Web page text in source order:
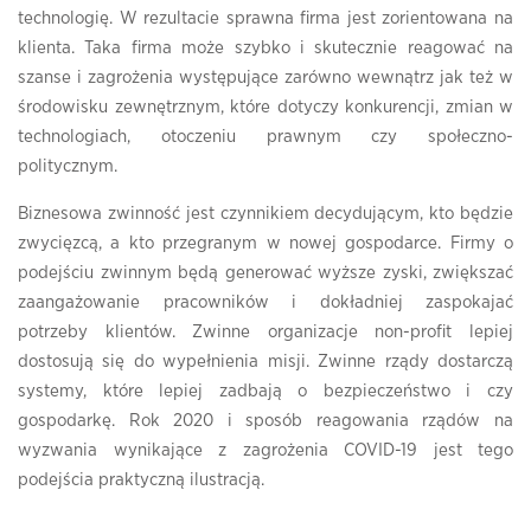
technologię. W rezultacie sprawna firma jest zorientowana na
klienta. Taka firma może szybko i skutecznie reagować na
szanse i zagrożenia występujące zarówno wewnątrz jak też w
środowisku zewnętrznym, które dotyczy konkurencji, zmian w
technologiach, otoczeniu prawnym czy społeczno-
politycznym.
Biznesowa zwinność jest czynnikiem decydującym, kto będzie
zwycięzcą, a kto przegranym w nowej gospodarce. Firmy o
podejściu zwinnym będą generować wyższe zyski, zwiększać
zaangażowanie pracowników i dokładniej zaspokajać
potrzeby klientów. Zwinne organizacje non-profit lepiej
dostosują się do wypełnienia misji. Zwinne rządy dostarczą
systemy, które lepiej zadbają o bezpieczeństwo i czy
gospodarkę. Rok 2020 i sposób reagowania rządów na
wyzwania wynikające z zagrożenia COVID-19 jest tego
podejścia praktyczną ilustracją.